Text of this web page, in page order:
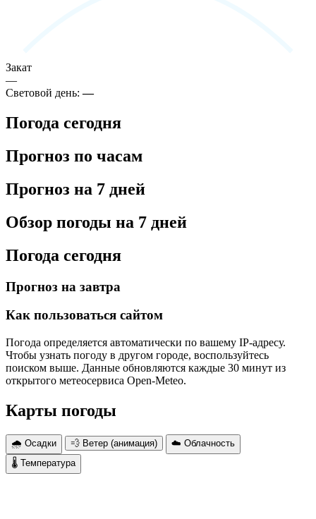
Закат
—
Световой день:—
Погода сегодня
Прогноз по часам
Прогноз на 7 дней
Обзор погоды на 7 дней
Погода сегодня
Прогноз на завтра
Как пользоваться сайтом
Погода определяется автоматически по вашему IP-адресу.
Чтобы узнать погоду в другом городе, воспользуйтесь
поиском выше. Данные обновляются каждые 30 минут из
открытого метеосервиса Open-Meteo.
Карты погоды
🌧 Осадки 💨 Ветер (анимация)
☁️ Облачность
🌡 Температура